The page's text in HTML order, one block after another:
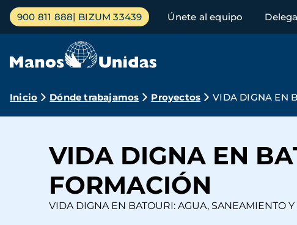
Pasar
contenido
Menú
principal
900 811 888 BIZUM 33439 Únete al equipo
Ruta
navegación
Inicio Dónde trabajamos Proyectos VIDA DIGNA EN
VIDA DIGNA EN
FORMACIÓN
VIDA DIGNA EN BATOURI: AGUA, SANEAMIENTO